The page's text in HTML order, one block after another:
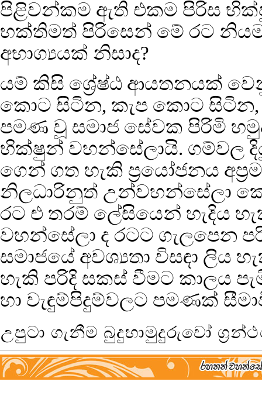
පිළිවන්කම ඇති එකම පිරිස
භක්තිමත් පිරිසෙන් මේ රට
අභාග්‍යයක් නිසාද?
යම් කිසි ශ්‍රේෂ්ඨ ආයතනයක්
කොට සිටින, කැප කොට සිටින,
පමණ වූ සමාජ සේවක පිරිමි
භික්ෂුන් වහන්සේලායි. ගම්වල
ගෙන් ගත හැකි ප්‍රයෝජනය
නිලධාරිනුත් උන්වහන්සේලා
රට එ තරම් ලේසියෙන් හැදිය
වහන්සේලා ද රටට ගැලපෙන
සමාජයේ අවශ්‍යතා විසඳා ලිය
හැකි පරිදි සකස් වීමට කාලය
හා වැඳුම්පිදුම්වලට පමණක්
උපුටා ගැනීම බුදුහාමුදුරුවෝ